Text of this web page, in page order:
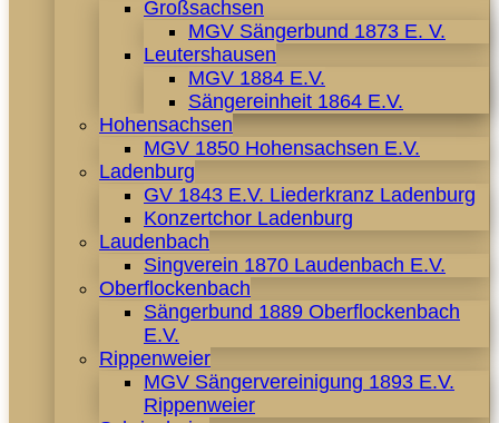
Großsachsen
MGV Sängerbund 1873 E. V.
Leutershausen
MGV 1884 E.V.
Sängereinheit 1864 E.V.
Hohensachsen
MGV 1850 Hohensachsen E.V.
Ladenburg
GV 1843 E.V. Liederkranz Ladenburg
Konzertchor Ladenburg
Laudenbach
Singverein 1870 Laudenbach E.V.
Oberflockenbach
Sängerbund 1889 Oberflockenbach
E.V.
Rippenweier
MGV Sängervereinigung 1893 E.V.
Rippenweier